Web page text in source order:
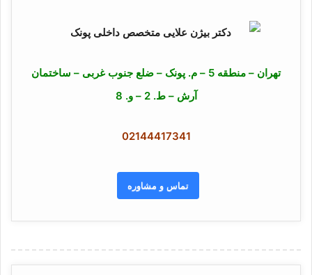
تهران – منطقه 5 – م. پونک – ضلع جنوب غربی – ساختمان
آرش – ط. 2 – و. 8
02144417341
تماس و مشاوره